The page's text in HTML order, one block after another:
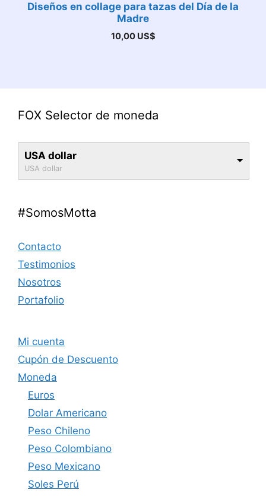
Diseños en collage para tazas del Día de la
Madre
10,00 US$
FOX Selector de moneda
USA dollar
USA dollar
#SomosMotta
Contacto
Testimonios
Nosotros
Portafolio
Mi cuenta
Cupón de Descuento
Moneda
Euros
Dolar Americano
Peso Chileno
Peso Colombiano
Peso Mexicano
Soles Perú